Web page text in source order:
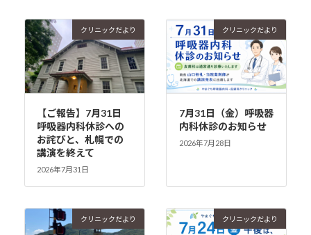
クリニックだより
【ご報告】7月31日
呼吸器内科休診への
お詫びと、札幌での
講演を終えて
2026年7月31日
クリニックだより
7月31日（金）呼吸器
内科休診のお知らせ
2026年7月28日
クリニックだより クリニックだより